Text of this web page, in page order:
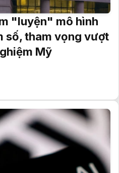
"luyện" mô hình
số, tham vọng vượt
Mỹ